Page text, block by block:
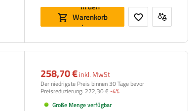
In den
Warenkorb
legen
258,70 €inkl. MwSt
Der niedrigste Preis binnen 30 Tage bevor
Preisreduzierung: 272,30 €-4%
Große Menge verfügbar